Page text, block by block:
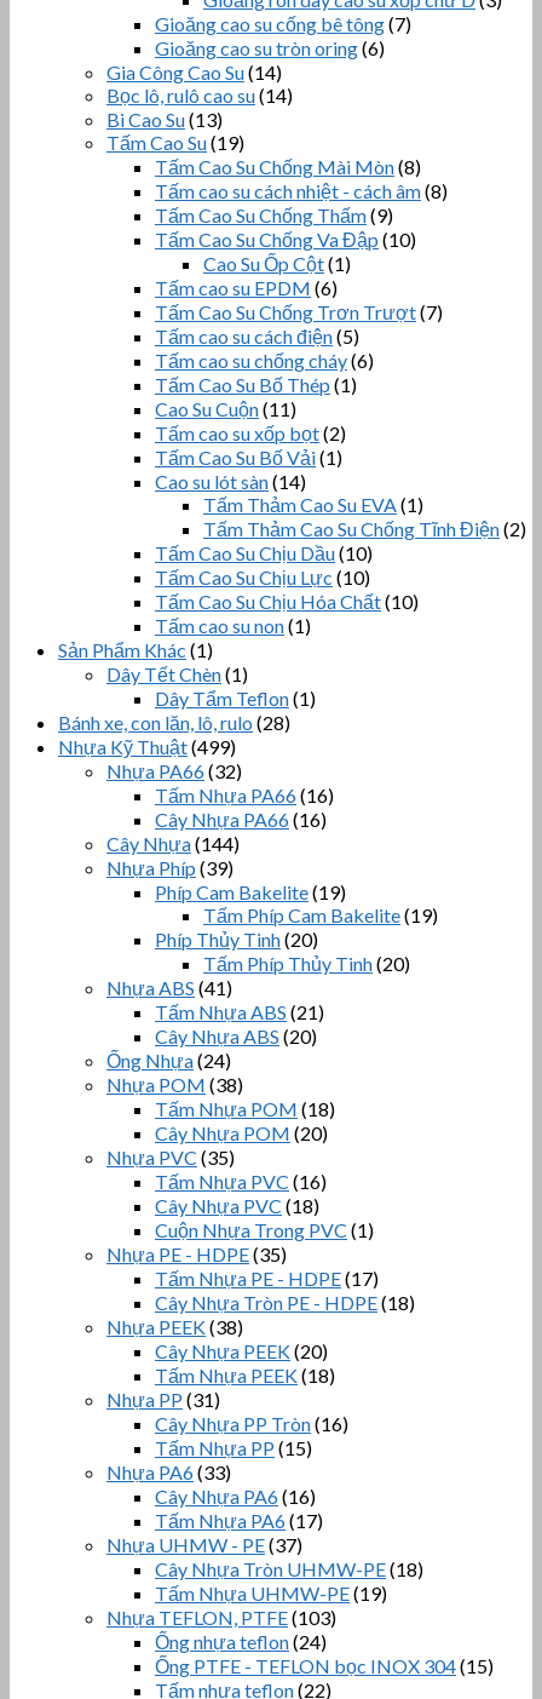
Gioăng cao su cống bê tông(7)
Gioăng cao su tròn oring(6)
Gia Công Cao Su(14)
Bọc lô, rulô cao su(14)
Bi Cao Su(13)
Tấm Cao Su(19)
Tấm Cao Su Chống Mài Mòn(8)
Tấm cao su cách nhiệt - cách âm(8)
Tấm Cao Su Chống Thấm(9)
Tấm Cao Su Chống Va Đập (10)
Cao Su Ốp Cột(1)
Tấm cao su EPDM (6)
Tấm Cao Su Chống Trơn Trượt(7)
Tấm cao su cách điện(5)
Tấm cao su chống cháy(6)
Tấm Cao Su Bố Thép (1)
Cao Su Cuộn(11)
Tấm cao su xốp bọt(2)
Tấm Cao Su Bố Vải(1)
Cao su lót sàn(14)
Tấm Thảm Cao Su EVA(1)
Tấm Thảm Cao Su Chống Tĩnh Điện(2)
Tấm Cao Su Chịu Dầu(10)
Tấm Cao Su Chịu Lực (10)
Tấm Cao Su Chịu Hóa Chất(10)
Tấm cao su non(1)
Sản Phẩm Khác (1)
Dây Tết Chèn(1)
Dây Tẩm Teflon(1)
Bánh xe, con lăn, lô, rulo (28)
Nhựa Kỹ Thuật(499)
Nhựa PA66(32)
Tấm Nhựa PA66(16)
Cây Nhựa PA66(16)
Cây Nhựa(144)
Nhựa Phíp (39)
Phíp Cam Bakelite(19)
Tấm Phíp Cam Bakelite(19)
Phíp Thủy Tinh(20)
Tấm Phíp Thủy Tinh(20)
Nhựa ABS (41)
Tấm Nhựa ABS (21)
Cây Nhựa ABS (20)
Ống Nhựa(24)
Nhựa POM (38)
Tấm Nhựa POM (18)
Cây Nhựa POM (20)
Nhựa PVC (35)
Tấm Nhựa PVC (16)
Cây Nhựa PVC (18)
Cuộn Nhựa Trong PVC (1)
Nhựa PE - HDPE(35)
Tấm Nhựa PE - HDPE(17)
Cây Nhựa Tròn PE - HDPE(18)
Nhựa PEEK(38)
Cây Nhựa PEEK(20)
Tấm Nhựa PEEK(18)
Nhựa PP (31)
Cây Nhựa PP Tròn(16)
Tấm Nhựa PP (15)
Nhựa PA6(33)
Cây Nhựa PA6(16)
Tấm Nhựa PA6(17)
Nhựa UHMW - PE(37)
Cây Nhựa Tròn UHMW-PE(18)
Tấm Nhựa UHMW-PE(19)
Nhựa TEFLON, PTFE(103)
Ống nhựa teflon(24)
Ống PTFE - TEFLON bọc INOX 304(15)
Tấm nhựa teflon(22)